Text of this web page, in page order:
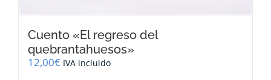
Cuento «El regreso del
quebrantahuesos»
12,00€ IVA incluido